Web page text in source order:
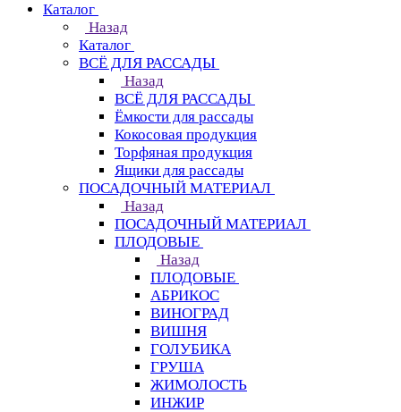
Каталог
Назад
Каталог
ВСЁ ДЛЯ РАССАДЫ
Назад
ВСЁ ДЛЯ РАССАДЫ
Ёмкости для рассады
Кокосовая продукция
Торфяная продукция
Ящики для рассады
ПОСАДОЧНЫЙ МАТЕРИАЛ
Назад
ПОСАДОЧНЫЙ МАТЕРИАЛ
ПЛОДОВЫЕ
Назад
ПЛОДОВЫЕ
АБРИКОС
ВИНОГРАД
ВИШНЯ
ГОЛУБИКА
ГРУША
ЖИМОЛОСТЬ
ИНЖИР